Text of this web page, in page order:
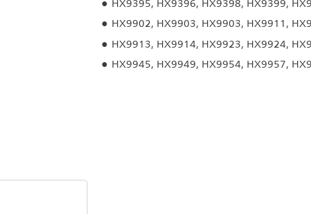
HX9395, HX9396, HX9398, HX9399,
HX9902, HX9903, HX9903, HX9911,
HX9913, HX9914, HX9923, HX9924,
HX9945, HX9949, HX9954, HX9957,